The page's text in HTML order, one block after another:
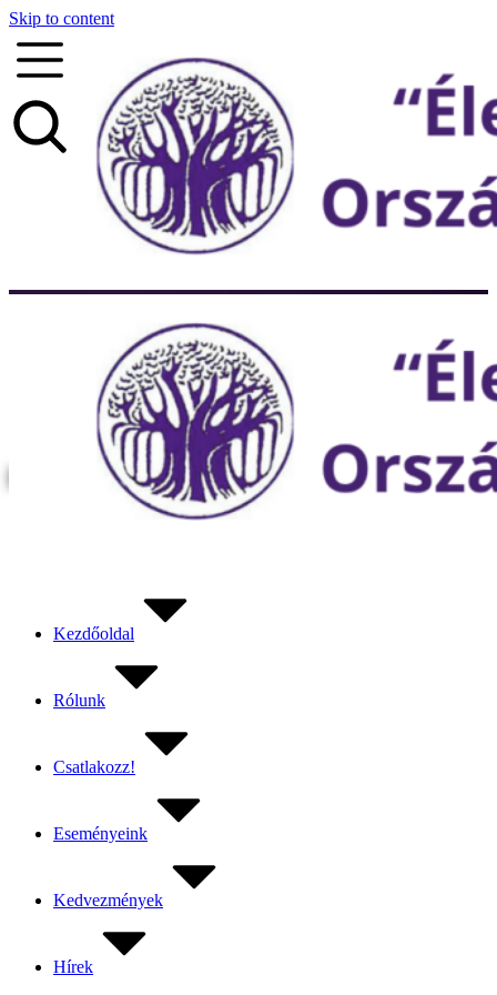
Skip to content
Kezdőoldal
Rólunk
Csatlakozz!
Eseményeink
Kedvezmények
Hírek
Életet az éveknek
Mert velünk a nyugdíjas évek nem a
Fedezd fel a klubokat